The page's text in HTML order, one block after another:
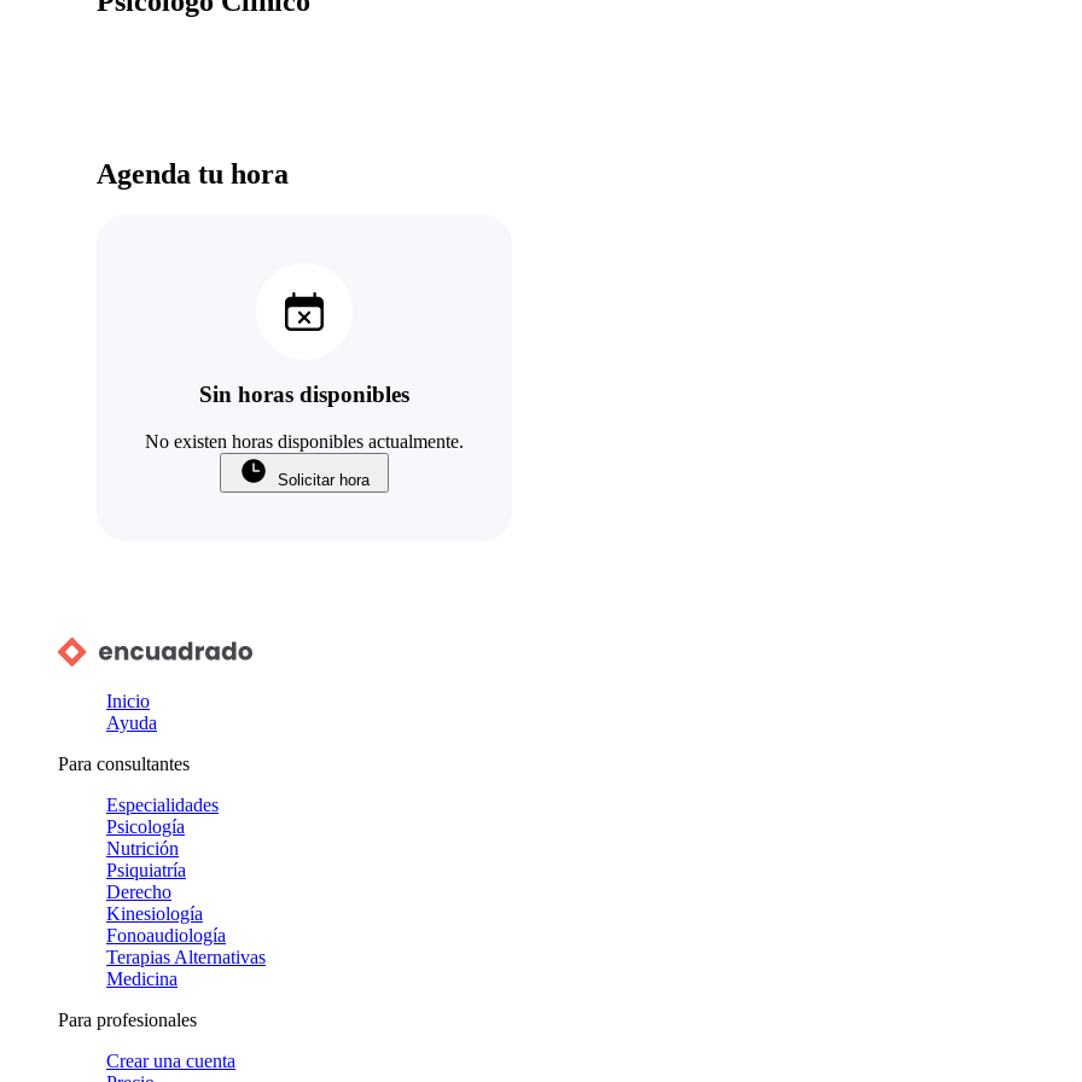
Agenda tu hora
Sin horas disponibles
No existen horas disponibles actualmente.
Solicitar hora
Inicio
Ayuda
Para consultantes
Especialidades
Psicología
Nutrición
Psiquiatría
Derecho
Kinesiología
Fonoaudiología
Terapias Alternativas
Medicina
Para profesionales
Crear una cuenta